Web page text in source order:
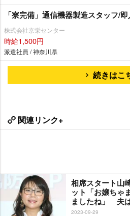
「寮完備」通信機器製造スタッフ/
株式会社京栄センター
時給1,500円
派遣社員 / 神奈川県
続きはこ
関連リンク+
相席スタート山
ット「お嬢ちゃ
ましたね」 夫
2023-09-29